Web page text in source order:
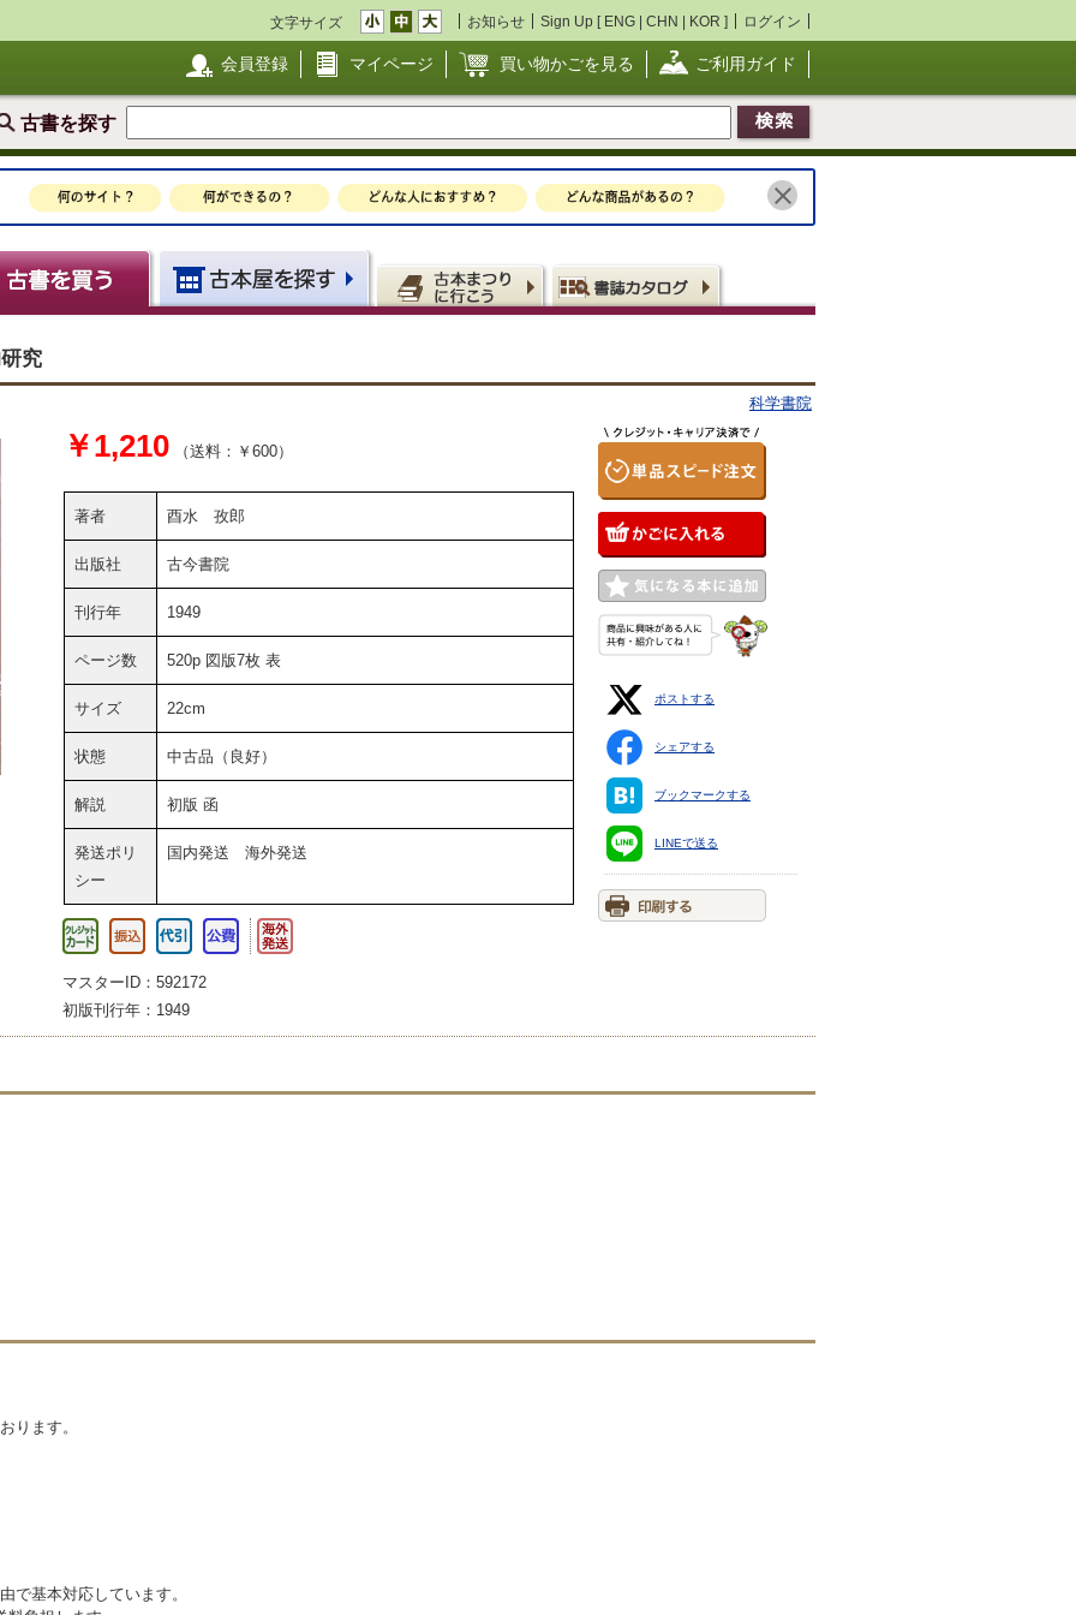
文字サイズ お知らせ Sign Up [ ENG | CHN | KOR ] ログイン
会員登録 マイページ 買い物かごを見る ご利用ガイド
古書を探す
究
科学書院
￥1,210 （送料：￥600）
著者 酉水 孜郎
出版社 古今書院
刊行年 1949
ページ数 520p 図版7枚 表
サイズ 22cm
状態 中古品（良好）
解説 初版 函
発送ポリ
シー
国内発送 海外発送
マスターID：592172
初版刊行年：1949
ポストする
シェアする
ブックマークする
LINEで送る
ります。
で基本対応しています。